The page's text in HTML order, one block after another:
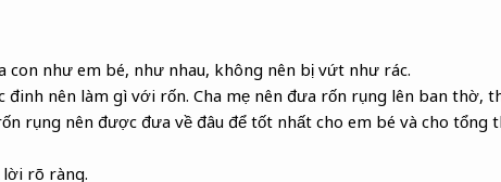
con như em bé, như nhau, không nên bị vứt như rác.
đinh nên làm gì với rốn. Cha mẹ nên đưa rốn rụng lên ban thờ,
rụng nên được đưa về đâu để tốt nhất cho em bé và cho tổng
lời rõ ràng.